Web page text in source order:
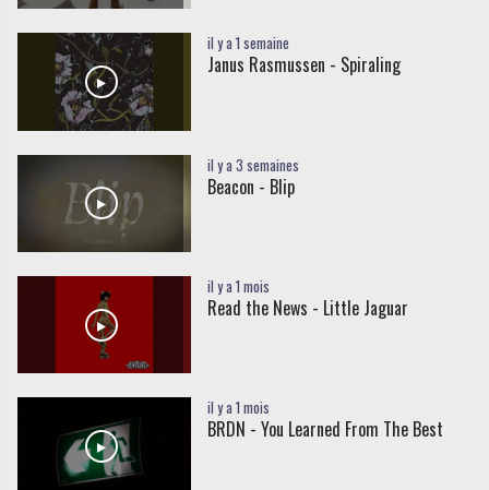
il y a 1 semaine
Janus Rasmussen - Spiraling
il y a 3 semaines
Beacon - Blip
il y a 1 mois
Read the News - Little Jaguar
il y a 1 mois
BRDN - You Learned From The Best